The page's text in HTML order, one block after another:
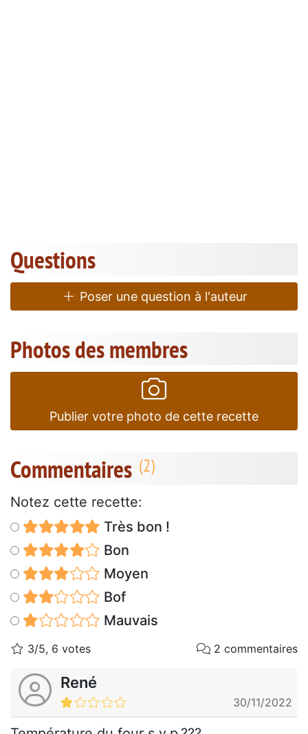
Questions
Poser une question à l'auteur
Photos des membres
Publier votre photo de cette recette
Commentaires
Notez cette recette:
Très bon !
Bon
Moyen
Bof
Mauvais
3/5, 6 votes 2 commentaires
René
30/11/2022